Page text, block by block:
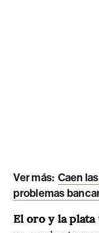
Ver más: Caen
problemas
El oro y la